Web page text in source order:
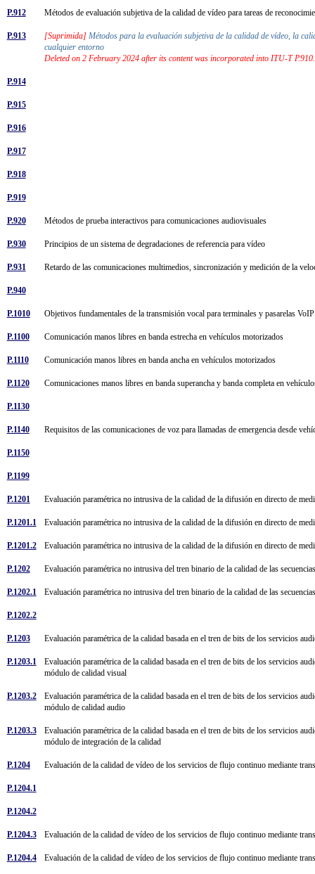
P.912 Métodos de evaluación subjetiva de la calidad de vídeo para tareas de
P.913 [Suprimida] Métodos para la evaluación subjetiva de la calidad de vídeo, la
cualquier entorno
Deleted on 2 February 2024 after its content was incorporated into ITU-T P.910.
P.914
P.915
P.916
P.917
P.918
P.919
P.920 Métodos de prueba interactivos para comunicaciones audiovisuales
P.930 Principios de un sistema de degradaciones de referencia para vídeo
P.931 Retardo de las comunicaciones multimedios, sincronización y medición de la
P.940
P.1010 Objetivos fundamentales de la transmisión vocal para terminales y pasarelas
P.1100 Comunicación manos libres en banda estrecha en vehículos motorizados
P.1110 Comunicación manos libres en banda ancha en vehículos motorizados
P.1120 Comunicaciones manos libres en banda superancha y banda completa en
P.1130
P.1140 Requisitos de las comunicaciones de voz para llamadas de emergencia desde
P.1150
P.1199
P.1201 Evaluación paramétrica no intrusiva de la calidad de la difusión en directo de
P.1201.1 Evaluación paramétrica no intrusiva de la calidad de la difusión en directo de
P.1201.2 Evaluación paramétrica no intrusiva de la calidad de la difusión en directo de
P.1202 Evaluación paramétrica no intrusiva del tren binario de la calidad de las
P.1202.1 Evaluación paramétrica no intrusiva del tren binario de la calidad de las
P.1202.2
P.1203 Evaluación paramétrica de la calidad basada en el tren de bits de los servicios
P.1203.1
Evaluación paramétrica de la calidad basada en el tren de bits de los servicios
módulo de calidad visual
P.1203.2
Evaluación paramétrica de la calidad basada en el tren de bits de los servicios
módulo de calidad audio
P.1203.3
Evaluación paramétrica de la calidad basada en el tren de bits de los servicios
módulo de integración de la calidad
P.1204 Evaluación de la calidad de vídeo de los servicios de flujo continuo mediante
P.1204.1
P.1204.2
P.1204.3 Evaluación de la calidad de vídeo de los servicios de flujo continuo mediante
P.1204.4 Evaluación de la calidad de vídeo de los servicios de flujo continuo mediante